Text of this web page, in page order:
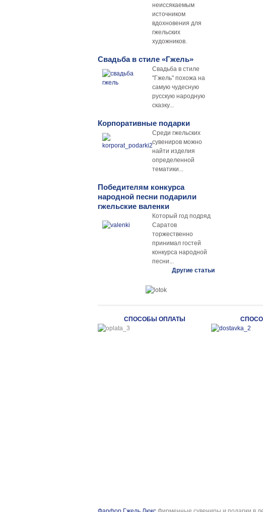
неиссякаемым
источником
вдохновения для
гжельских
художников.
Свадьба в стиле «Гжель»
Свадьба в стиле
"Гжель" похожа на
самую чудесную
русскую народную
сказку...
Корпоративные подарки
Среди гжельских
сувениров можно
найти изделия
определенной
тематики...
Победителям конкурса
народной песни подарили
гжельские валенки
Который год подряд
Саратов
торжественно
принимал гостей
конкурса народной
песни...
Другие статьи
СПОСОБЫ ОПЛАТЫ